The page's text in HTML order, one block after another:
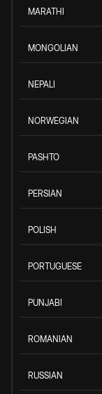
MARATHI
MONGOLIAN
NEPALI
NORWEGIAN
PASHTO
PERSIAN
POLISH
PORTUGUESE
PUNJABI
ROMANIAN
RUSSIAN